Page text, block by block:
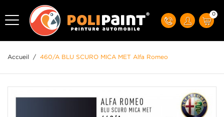
0
Accueil / 460/A BLU SCURO MICA MET Alfa Romeo